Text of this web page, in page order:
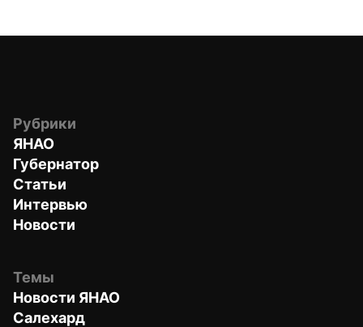
Рубрики
ЯНАО
Губернатор
Статьи
Интервью
Новости
Темы
Новости ЯНАО
Салехард